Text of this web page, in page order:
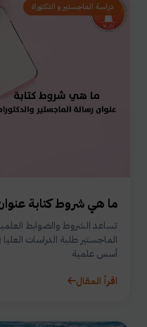
دراسة الماجستير و الدكتوراة
ما هي شروط كتابة
تساعد الشروط والضوابط
الماجستير طلبة الدراسات
أسس علمية
اقرأ المقال